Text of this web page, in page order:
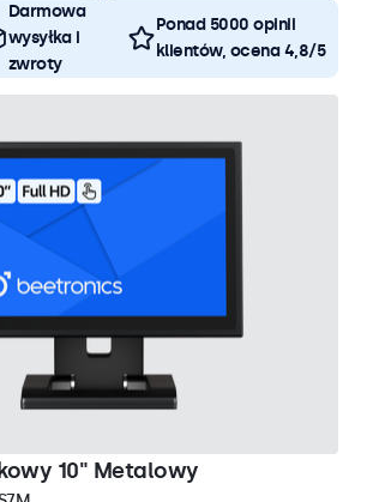
Darmowa
wysyłka i
zwroty
Ponad 5000 opinii
klientów, ocena 4,8/5
10" Metalowy